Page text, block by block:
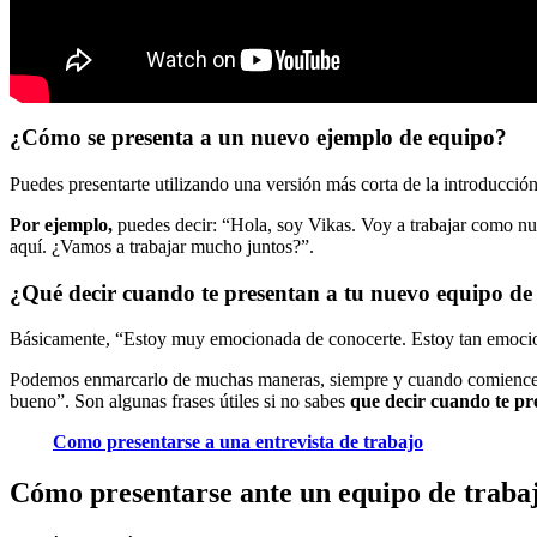
¿Cómo se presenta a un nuevo ejemplo de equipo?
Puedes presentarte utilizando una versión más corta de la
Por ejemplo, puedes decir: “Hola, soy Vikas. Voy a trabajar como
aquí. ¿Vamos a trabajar mucho juntos?”.
¿Qué decir cuando te presentan a tu nuevo equipo
Básicamente, “Estoy muy emocionada de conocerte. Estoy tan
Podemos enmarcarlo de muchas maneras, siempre y cuando
bueno”. Son algunas frases útiles si no sabes que decir cuando te
Como presentarse a una entrevista de trabajo
Cómo presentarse ante un equipo de